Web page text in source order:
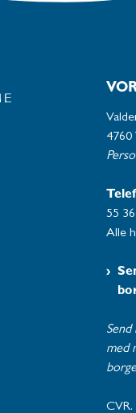
4760
55
Alle
Send
med
CVR.